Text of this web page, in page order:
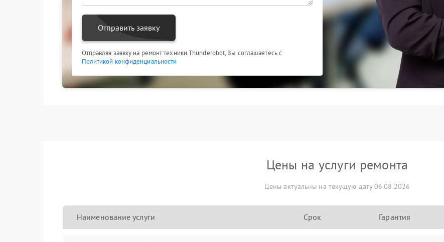
Отправить заявку
Отправляя заявку на ремонт техники Thunderobot, Вы соглашаетесь с
Политикой конфиденциальности
Цены на услуги ремонта
Цены актуальны на текущую дату 06.08.2026
Наименование услуги Срок Гарантия